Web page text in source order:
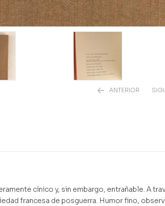
ANTERIOR
cínico y, sin embargo, entrañable. A
francesa de posguerra. Humor fino,